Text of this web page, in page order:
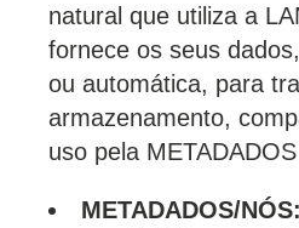
natural que utiliza a
fornece os seus
ou automática, para
armazenamento,
uso pela METADADOS
METADADOS/NÓS: